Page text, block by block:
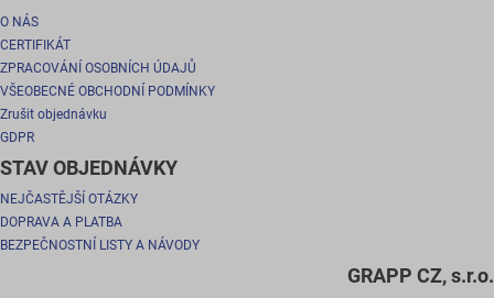
O NÁS
CERTIFIKÁT
ZPRACOVÁNÍ OSOBNÍCH ÚDAJŮ
VŠEOBECNÉ OBCHODNÍ PODMÍNKY
Zrušit objednávku
GDPR
STAV OBJEDNÁVKY
NEJČASTĚJŠÍ OTÁZKY
DOPRAVA A PLATBA
BEZPEČNOSTNÍ LISTY A NÁVODY
GRAPP CZ, s.r.o.